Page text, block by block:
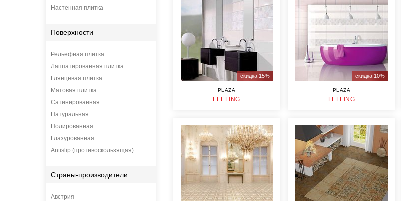
Настенная плитка
Поверхности
Рельефная плитка
Лаппатированная плитка
Глянцевая плитка
Матовая плитка
Сатинированная
Натуральная
Полированная
Глазурованная
Antislip (противоскользящая)
Страны-производители
Австрия
скидка 15%
PLAZA
FEELING
скидка 10%
PLAZA
FELLING